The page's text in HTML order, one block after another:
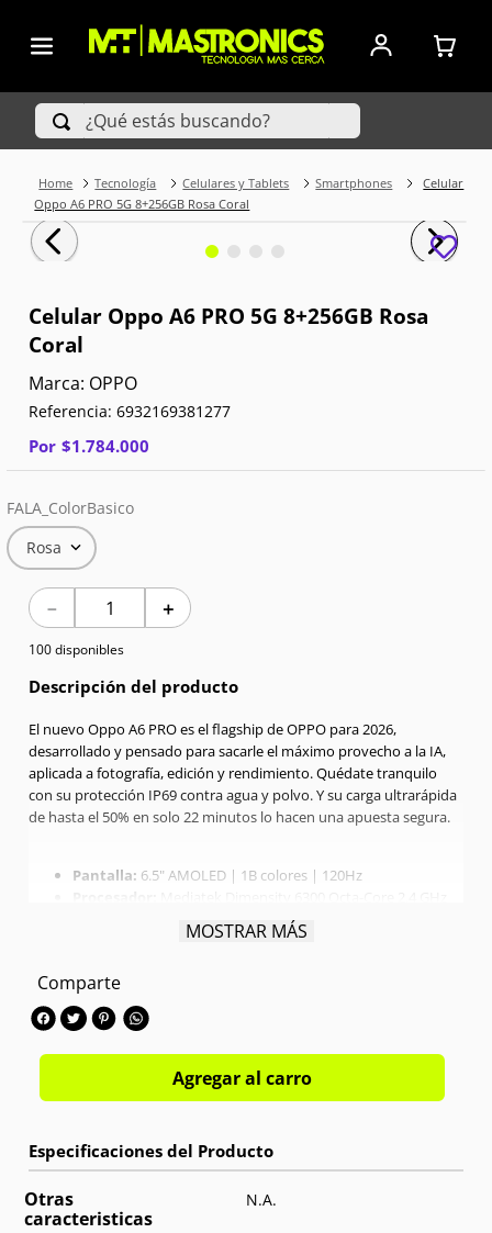
¿Qué estás buscando?
Tecnología Celulares y Tablets Smartphones
Celular
Oppo A6 PRO 5G 8+256GB Rosa Coral
Celular Oppo A6 PRO 5G 8+256GB Rosa
Coral
OPPO
Referencia: 6932169381277
Por $1.784.000
FALA_ColorBasico
Rosa
＋
－
100 disponibles
Descripción del producto
El nuevo Oppo A6 PRO es el flagship de OPPO para 2026,
desarrollado y pensado para sacarle el máximo provecho a la IA,
aplicada a fotografía, edición y rendimiento. Quédate tranquilo
con su protección IP69 contra agua y polvo. Y su carga ultrarápida
de hasta el 50% en solo 22 minutos lo hacen una apuesta segura.
Pantalla: 6.5" AMOLED | 1B colores | 120Hz
Memoria interna:256GB
Cámara frontal:
OS:Android 15
MOSTRAR MÁS
Comparte
Agregar al carro
Otras
caracteristicas
N.A.
TÉRMINOS MÁS BUSCADOS
1.
Iphone
3.
Celulares Samsung
4.
Televisores
5.
Iphone 15 Pro Max
7.
Red Magic
8.
Celulares
9.
Iphone 17
10. Audífonos